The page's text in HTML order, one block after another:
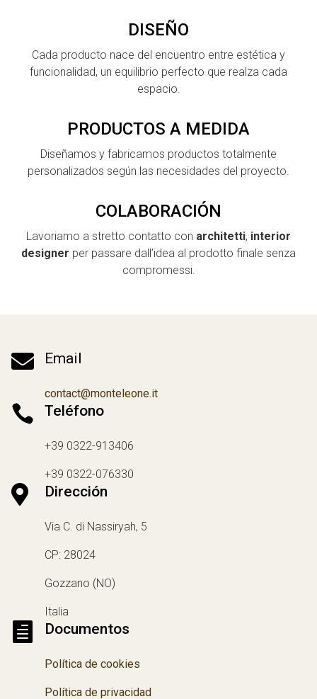
DISEÑO
Cada producto nace del encuentro entre estética y
funcionalidad, un equilibrio perfecto que realza cada
espacio.
PRODUCTOS A MEDIDA
Diseñamos y fabricamos productos totalmente
personalizados según las necesidades del proyecto.
COLABORACIÓN
Lavoriamo a stretto contatto con architetti, interior
designer per passare dall’idea al prodotto finale senza
compromessi.
 Email
contact@monteleone.it
 Teléfono
+39 0322-913406
+39 0322-076330
 Dirección
Via C. di Nassiryah, 5
CP: 28024
Gozzano (NO)
Italia
 Documentos
Política de cookies
Política de privacidad